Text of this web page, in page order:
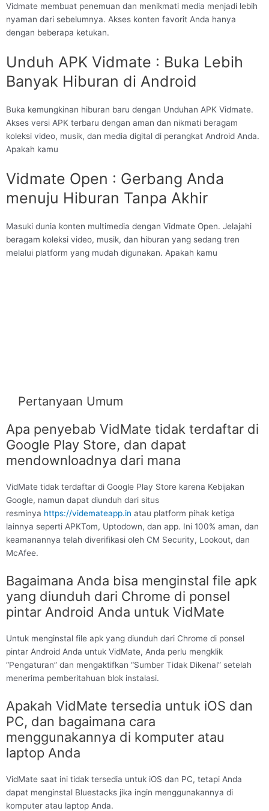
Vidmate membuat penemuan dan menikmati media menjadi lebih
nyaman dari sebelumnya. Akses konten favorit Anda hanya
dengan beberapa ketukan.
Unduh APK Vidmate : Buka Lebih
Banyak Hiburan di Android
Buka kemungkinan hiburan baru dengan Unduhan APK Vidmate.
Akses versi APK terbaru dengan aman dan nikmati beragam
koleksi video, musik, dan media digital di perangkat Android Anda.
Apakah kamu
Vidmate Open : Gerbang Anda
menuju Hiburan Tanpa Akhir
Masuki dunia konten multimedia dengan Vidmate Open. Jelajahi
beragam koleksi video, musik, dan hiburan yang sedang tren
melalui platform yang mudah digunakan. Apakah kamu
Pertanyaan Umum
Apa penyebab VidMate tidak terdaftar di
Google Play Store, dan dapat
mendownloadnya dari mana
VidMate tidak terdaftar di Google Play Store karena Kebijakan
Google, namun dapat diunduh dari situs
resminya https://videmateapp.in atau platform pihak ketiga
lainnya seperti APKTom, Uptodown, dan app. Ini 100% aman, dan
keamanannya telah diverifikasi oleh CM Security, Lookout, dan
McAfee.
Bagaimana Anda bisa menginstal file apk
yang diunduh dari Chrome di ponsel
pintar Android Anda untuk VidMate
Untuk menginstal file apk yang diunduh dari Chrome di ponsel
pintar Android Anda untuk VidMate, Anda perlu mengklik
“Pengaturan” dan mengaktifkan “Sumber Tidak Dikenal” setelah
menerima pemberitahuan blok instalasi.
Apakah VidMate tersedia untuk iOS dan
PC, dan bagaimana cara
menggunakannya di komputer atau
laptop Anda
VidMate saat ini tidak tersedia untuk iOS dan PC, tetapi Anda
dapat menginstal Bluestacks jika ingin menggunakannya di
komputer atau laptop Anda.